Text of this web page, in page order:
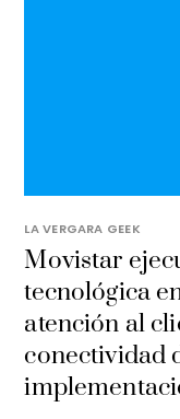
LA VERGARA GEEK
Movistar
tecnológica
atención al
conectividad